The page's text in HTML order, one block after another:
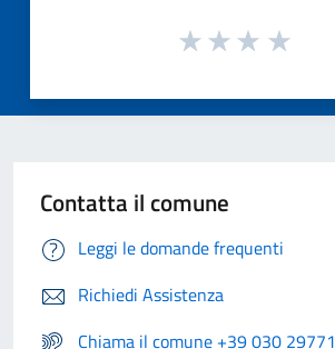
Contatta il comune
Leggi le domande frequenti
Richiedi Assistenza
Chiama il comune +39 030 29771